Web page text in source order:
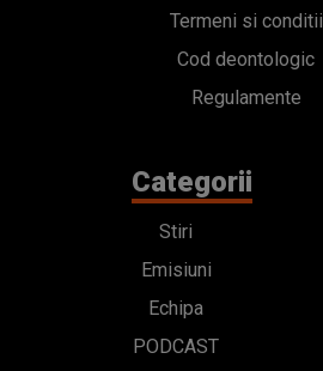
Termeni si conditii
Cod deontologic
Regulamente
Categorii
Stiri
Emisiuni
Echipa
PODCAST